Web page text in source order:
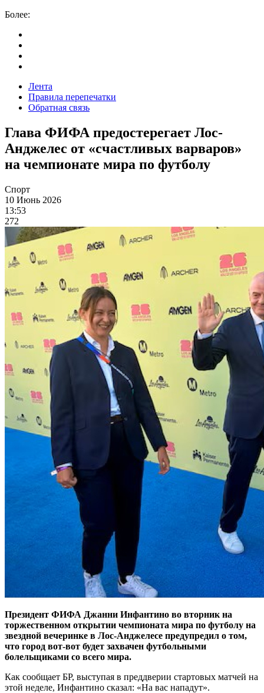
Более:
Лента
Правила перепечатки
Обратная связь
Глава ФИФА предостерегает Лос-
Анджелес от «счастливых варваров»
на чемпионате мира по футболу
Спорт
10 Июнь 2026
13:53
272
Президент ФИФА Джанни Инфантино во вторник на
торжественном открытии чемпионата мира по футболу на
звездной вечеринке в Лос-Анджелесе предупредил о том,
что город вот-вот будет захвачен футбольными
болельщиками со всего мира.
Как сообщает БР, выступая в преддверии стартовых матчей на
этой неделе, Инфантино сказал: «На вас нападут».